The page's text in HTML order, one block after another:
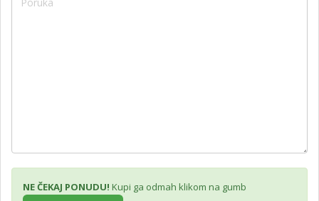
NE ČEKAJ PONUDU! Kupi ga odmah klikom na gumb